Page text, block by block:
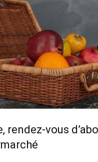
rendez-vous